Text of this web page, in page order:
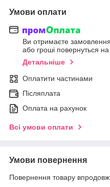
Умови оплати
Ви отримаєте замовлення
або гроші повернуться
Детальніше
Оплатити частинами
Післяплата
Оплата на рахунок
Всі умови оплати
Умови повернення
Повернення товару